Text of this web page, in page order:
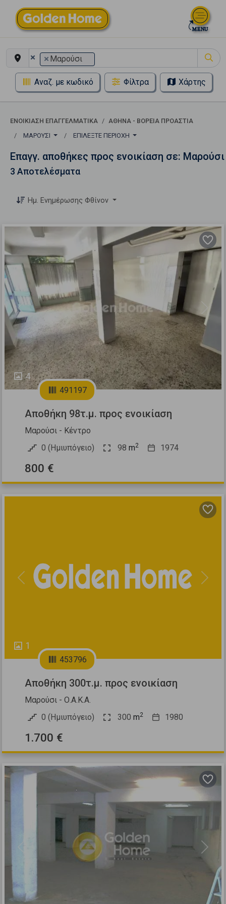
× × Μαρούσι
Αναζ. με κωδικό Φίλτρα Χάρτης
ΕΝΟΙΚΊΑΣΗ ΕΠΑΓΓΕΛΜΑΤΙΚΆ
ΑΘΉΝΑ - ΒΌΡΕΙΑ ΠΡΟΆΣΤΙΑ
ΜΑΡΟΎΣΙ
ΕΠΙΛΈΞΤΕ ΠΕΡΙΟΧΉ
Επαγγ. αποθήκες προς ενοικίαση σε: Μαρούσι
3 Αποτελέσματα
Ημ. Ενημέρωσης Φθίνον
4
Previous Next
491197
Αποθήκη 98τ.μ. προς ενοικίαση
Μαρούσι - Κέντρο
0 (Ημιυπόγειο)
98 m2 1974
800 €
1
Previous Next
453796
Αποθήκη 300τ.μ. προς ενοικίαση
Μαρούσι - Ο.Α.Κ.Α.
0 (Ημιυπόγειο)
300 m2 1980
1.700 €
Next